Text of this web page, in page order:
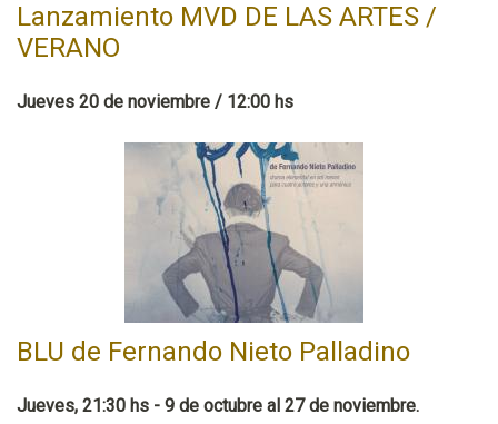
Lanzamiento MVD DE LAS ARTES /
VERANO
Jueves 20 de noviembre / 12:00 hs
BLU de Fernando Nieto Palladino
Jueves, 21:30 hs - 9 de octubre al 27 de noviembre.